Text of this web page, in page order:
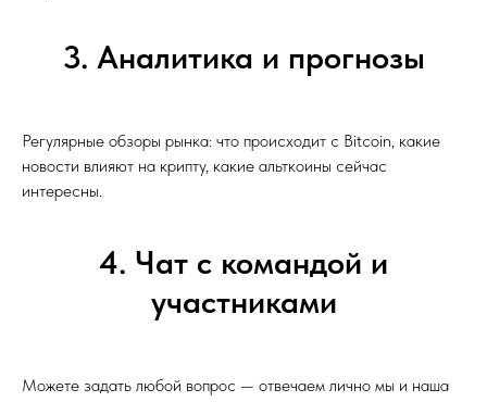
3. Аналитика и прогнозы
Регулярные обзоры рынка: что происходит с Bitcoin, какие
новости влияют на крипту, какие альткоины сейчас
интересны.
4. Чат с командой и
участниками
Можете задать любой вопрос — отвечаем лично мы и наша